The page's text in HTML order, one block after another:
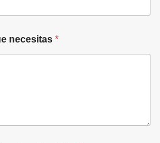
necesitas *